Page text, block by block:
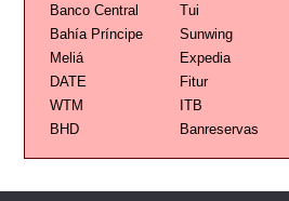
Banco Central
Tui
Bahía Príncipe
Sunwing
Meliá
Expedia
DATE
Fitur
WTM
ITB
BHD
Banreservas